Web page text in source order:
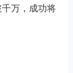
万，成功将